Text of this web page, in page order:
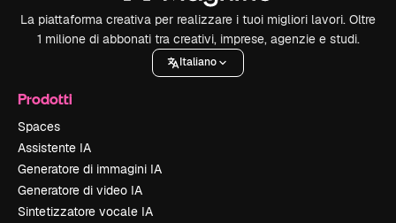
La piattaforma creativa per realizzare i tuoi migliori lavori. Oltre
1 milione di abbonati tra creativi, imprese, agenzie e studi.
Italiano
Prodotti
Spaces
Assistente IA
Generatore di immagini IA
Generatore di video IA
Sintetizzatore vocale IA